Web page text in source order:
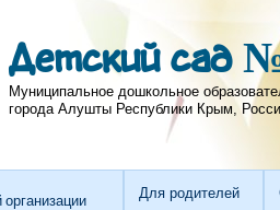
Детский сад
Муниципальное дошкольное
города Алушты Республики Крым,
организации
Для родителей